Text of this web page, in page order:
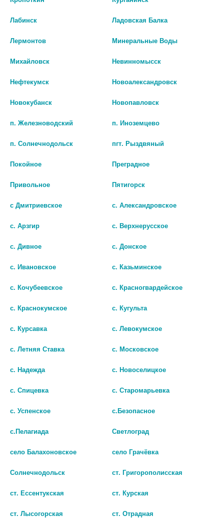
В КОРЗИНУ
СИГНИЦЕФ 0,5% 5МЛ. №1 ФЛ.-
ОФТОЛИК 10МЛ. ГЛ.КАПЛИ ФЛ./
ОПАТАНОЛ 0,1% 5МЛ. ГЛ.КАПЛИ
ОКУМЕД 0,5% 5МЛ. ГЛ.КАПЛИ
59 руб.
В КОРЗИНУ
Лабинск Ладовская Балка
Лермонтов Минеральные Воды
Михайловск Невинномысск
Нефтекумск Новоалександровск
Новокубанск Новопавловск
п. Железноводский п. Иноземцево
п. Солнечнодольск пгт. Рыздвяный
Покойное Преградное
Привольное Пятигорск
с Дмитриевское с. Александровское
с. Арзгир с. Верхнерусское
с. Дивное с. Донское
с. Ивановское с. Казьминское
с. Кочубеевское с. Красногвардейское
с. Краснокумское с. Кугульта
с. Курсавка с. Левокумское
с. Летняя Ставка с. Московское
с. Надежда с. Новоселицкое
с. Спицевка с. Старомарьевка
с. Успенское с.Безопасное
с.Пелагиада Светлоград
село Балахоновское село Грачёвка
Солнечнодольск ст. Григорополисская
ст. Ессентукская ст. Курская
ст. Лысогорская ст. Отрадная